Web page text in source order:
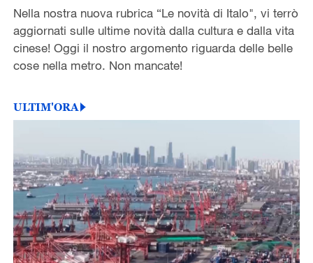
Video
Nella nostra nuova rubrica “Le novità di Italo", vi terrò
aggiornati sulle ultime novità dalla cultura e dalla vita
cinese! Oggi il nostro argomento riguarda delle belle
cose nella metro. Non mancate!
ULTIM'ORA